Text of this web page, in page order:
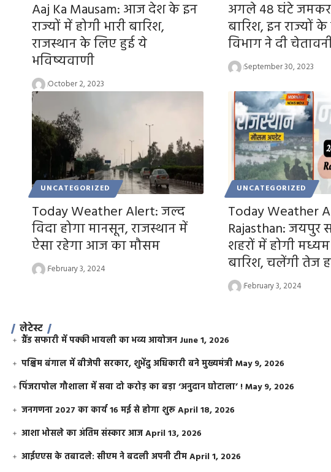
Aaj Ka Mausam: आज देश के इन
राज्यों में होगी भारी बारिश,
राजस्थान के लिए हुई ये
भविष्यवाणी
October 2, 2023
अगले 48 घंटे
बारिश, इन राज्यों
विभाग ने दी
September 30, 2023
UNCATEGORIZED
Today Weather Alert: जल्द
विदा होगा मानसून, राजस्थान में
ऐसा रहेगा आज का मौसम
February 3, 2024
UNCATEGORIZED
Today Weather
Rajasthan: जयपुर
शहरों में होगी
बारिश, चलेंगी तेज
February 3, 2024
लेटेस्ट
ग्रैंड सफारी में पक्की भायली का भव्य आयोजन June 1, 2026
पश्चिम बंगाल में बीजेपी सरकार, शुभेंदु अधिकारी बने मुख्यमंत्रीMay 9, 2026
​पिंजरापोल गौशाला में सवा दो करोड़ का बड़ा ‘अनुदान घोटाला’ !May 9, 2026
जनगणना 2027 का कार्य 16 मई से होगा शुरूApril 18, 2026
आशा भोसले का अंतिम संस्कार आजApril 13, 2026
आईएएस के तबादले: सीएम ने बदली अपनी टीमApril 1, 2026